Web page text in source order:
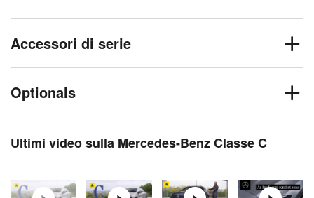
Accessori di serie
Optionals
Ultimi video sulla Mercedes-Benz Classe C